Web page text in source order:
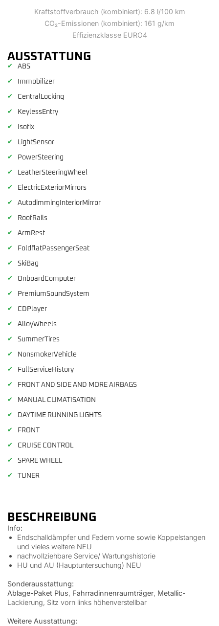
Kraftstoffverbrauch (kombiniert): 6.8 l/100 km
CO₂-Emissionen (kombiniert): 161 g/km
Effizienzklasse EURO4
AUSSTATTUNG
✔ ABS
✔ Immobilizer
✔ CentralLocking
✔ KeylessEntry
✔ Isofix
✔ LightSensor
✔ PowerSteering
✔ LeatherSteeringWheel
✔ ElectricExteriorMirrors
✔ AutodimmingInteriorMirror
✔ RoofRails
✔ ArmRest
✔ FoldflatPassengerSeat
✔ SkiBag
✔ OnboardComputer
✔ PremiumSoundSystem
✔ CDPlayer
✔ AlloyWheels
✔ SummerTires
✔ NonsmokerVehicle
✔ FullServiceHistory
✔ FRONT AND SIDE AND MORE AIRBAGS
✔ MANUAL CLIMATISATION
✔ DAYTIME RUNNING LIGHTS
✔ FRONT
✔ CRUISE CONTROL
✔ SPARE WHEEL
✔ TUNER
BESCHREIBUNG
Info:
Endschalldämpfer und Federn vorne sowie Koppelstangen
und vieles weitere NEU
nachvollziehbare Service/ Wartungshistorie
HU und AU (Hauptuntersuchung) NEU
Sonderausstattung:
Ablage-Paket Plus, Fahrradinnenraumträger, Metallic-
Lackierung, Sitz vorn links höhenverstellbar
Weitere Ausstattung: